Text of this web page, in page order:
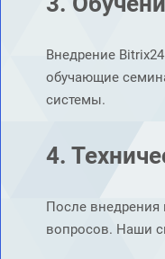
Внедрение
обучающие
системы.
4.
После
вопросов. Наши